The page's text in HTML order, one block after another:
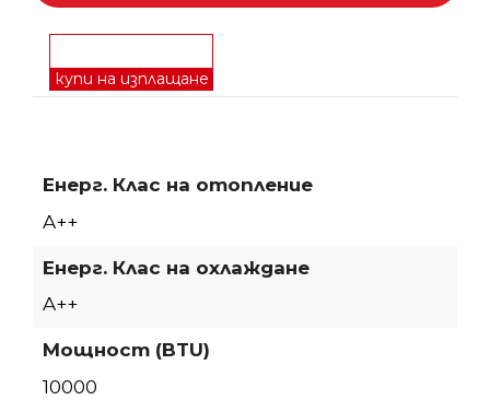
купи на изплащане
Енерг. Клас на отопление
A++
Енерг. Клас на охлаждане
A++
Мощност (BTU)
10000